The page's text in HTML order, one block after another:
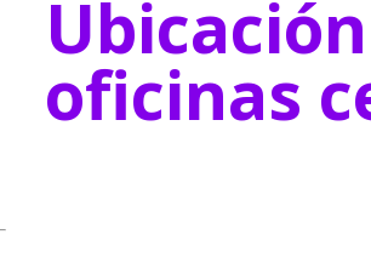
oficinas